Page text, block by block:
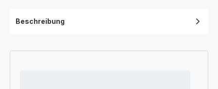
Beschreibung